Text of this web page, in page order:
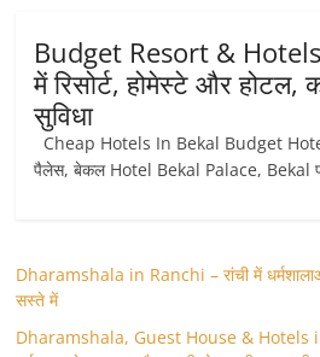
Budget Resort &
में रिसोर्ट, होमेस्टे और होटल,
सुविधा
Cheap Hotels In Bekal Budget
पैलेस, बेकल Hotel Bekal Palace, Bekal
Dharamshala in Ranchi – रांची में धर्मशालाओं
सस्ते में
Dharamshala, Guest House & Hotels